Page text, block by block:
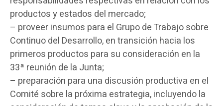
productos y estados del mercado;
– proveer insumos para el Grupo de Trabajo sobre
Continuo del Desarrollo, en transición hacia los
primeros productos para su consideración en la
33ª reunión de la Junta;
– preparación para una discusión productiva en el
Comité sobre la próxima estrategia, incluyendo la